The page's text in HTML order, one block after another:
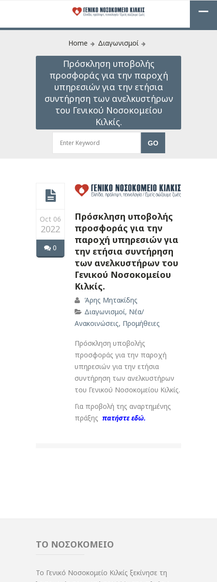
Home Διαγωνισμοί
Πρόσκληση υποβολής
προσφοράς για την παροχή
υπηρεσιών για την ετήσια
συντήρηση των ανελκυστήρων
του Γενικού Νοσοκομείου
Κιλκίς.
Oct 06
2022
0
Πρόσκληση υποβολής
προσφοράς για την
παροχή υπηρεσιών για
την ετήσια συντήρηση
των ανελκυστήρων του
Γενικού Νοσοκομείου
Κιλκίς.
Άρης Μητακίδης
Διαγωνισμοί, Νέα/
Ανακοινώσεις, Προμήθειες
Πρόσκληση υποβολής
προσφοράς για την παροχή
υπηρεσιών για την ετήσια
συντήρηση των ανελκυστήρων
του Γενικού Νοσοκομείου Κιλκίς.
Για προβολή της αναρτημένης
πράξης πατήστε εδώ.
ΤΟ ΝΟΣΟΚΟΜΕΙΟ
Το Γενικό Νοσοκομείο Κιλκίς ξεκίνησε τη